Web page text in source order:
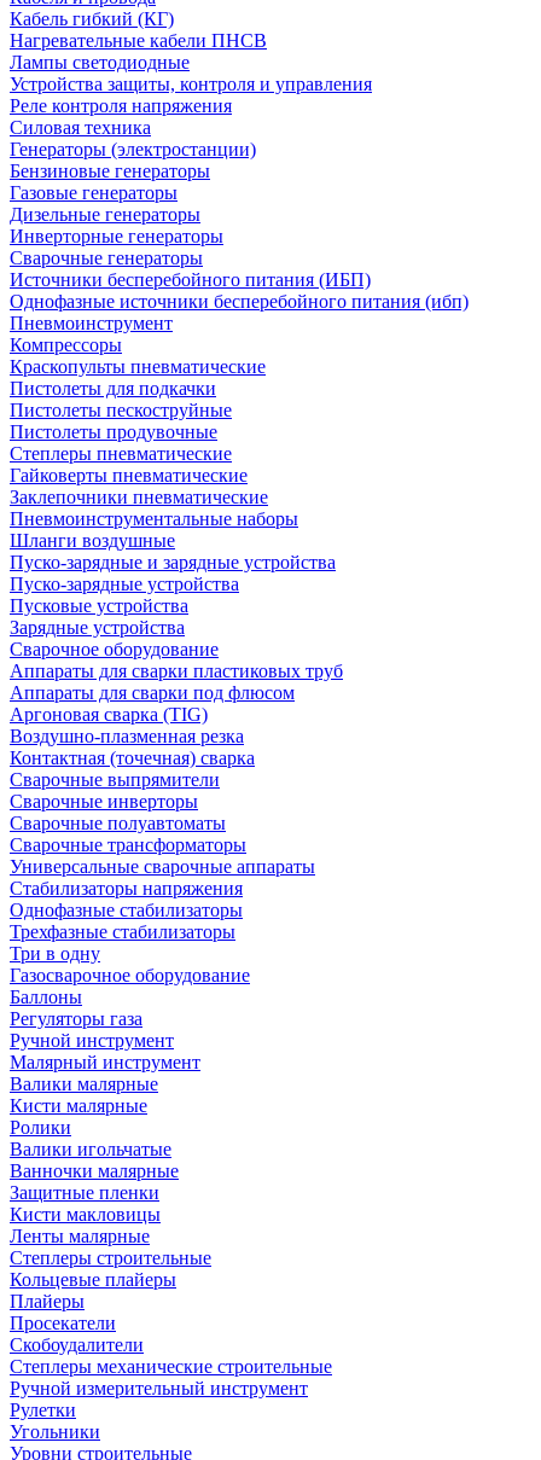
Кабель гибкий (КГ)
Нагревательные кабели ПНСВ
Лампы светодиодные
Устройства защиты, контроля и управления
Реле контроля напряжения
Силовая техника
Генераторы (электростанции)
Бензиновые генераторы
Газовые генераторы
Дизельные генераторы
Инверторные генераторы
Сварочные генераторы
Источники бесперебойного питания (ИБП)
Однофазные источники бесперебойного питания (ибп)
Пневмоинструмент
Компрессоры
Краскопульты пневматические
Пистолеты для подкачки
Пистолеты пескоструйные
Пистолеты продувочные
Степлеры пневматические
Гайковерты пневматические
Заклепочники пневматические
Пневмоинструментальные наборы
Шланги воздушные
Пуско-зарядные и зарядные устройства
Пуско-зарядные устройства
Пусковые устройства
Зарядные устройства
Сварочное оборудование
Аппараты для сварки пластиковых труб
Аппараты для сварки под флюсом
Аргоновая сварка (TIG)
Воздушно-плазменная резка
Контактная (точечная) сварка
Сварочные выпрямители
Сварочные инверторы
Сварочные полуавтоматы
Сварочные трансформаторы
Универсальные сварочные аппараты
Стабилизаторы напряжения
Однофазные стабилизаторы
Трехфазные стабилизаторы
Три в одну
Газосварочное оборудование
Баллоны
Регуляторы газа
Ручной инструмент
Малярный инструмент
Валики малярные
Кисти малярные
Ролики
Валики игольчатые
Ванночки малярные
Защитные пленки
Кисти макловицы
Ленты малярные
Степлеры строительные
Кольцевые плайеры
Плайеры
Просекатели
Скобоудалители
Степлеры механические строительные
Ручной измерительный инструмент
Рулетки
Угольники
Уровни строительные